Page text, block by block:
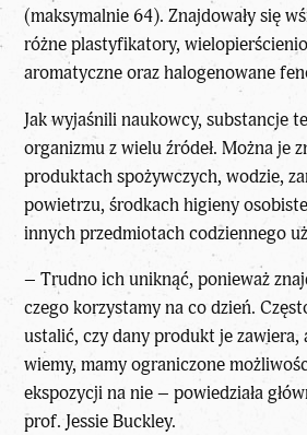
(maksymalnie 64). Znajdowały się
różne plastyfikatory,
aromatyczne oraz halogenowane
Jak wyjaśnili naukowcy, substancje
organizmu z wielu źródeł. Można je
produktach spożywczych, wodzie,
powietrzu, środkach higieny
innych przedmiotach codziennego
– Trudno ich uniknąć, ponieważ
czego korzystamy na co dzień.
ustalić, czy dany produkt je zawiera,
wiemy, mamy ograniczone
ekspozycji na nie – powiedziała
prof. Jessie Buckley.